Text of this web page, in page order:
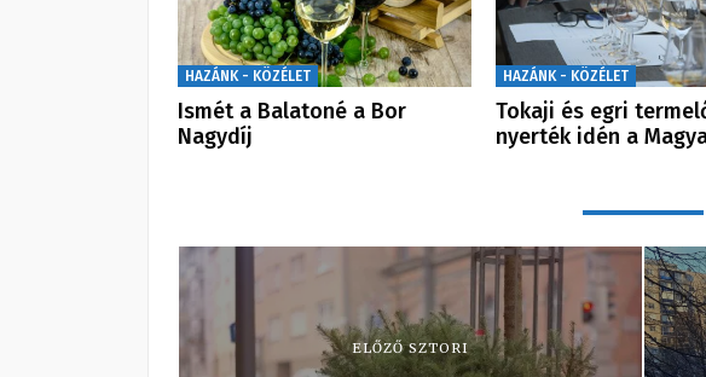
HAZÁNK - KÖZÉLET
Ismét a Balatoné a Bor
Nagydíj
HAZÁNK - KÖZÉLET
Tokaji és egri
nyerték idén a
ELŐZŐ SZTORI